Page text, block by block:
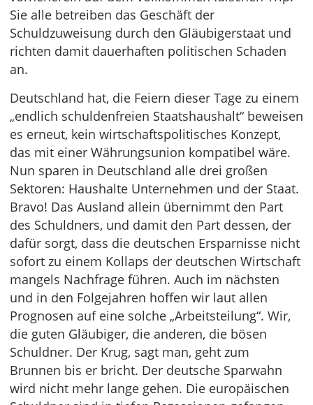
Sie alle betreiben das Geschäft der
Schuldzuweisung durch den Gläubigerstaat und
richten damit dauerhaften politischen Schaden
an.
Deutschland hat, die Feiern dieser Tage zu einem
„endlich schuldenfreien Staatshaushalt“ beweisen
es erneut, kein wirtschaftspolitisches Konzept,
das mit einer Währungsunion kompatibel wäre.
Nun sparen in Deutschland alle drei großen
Sektoren: Haushalte Unternehmen und der Staat.
Bravo! Das Ausland allein übernimmt den Part
des Schuldners, und damit den Part dessen, der
dafür sorgt, dass die deutschen Ersparnisse nicht
sofort zu einem Kollaps der deutschen Wirtschaft
mangels Nachfrage führen. Auch im nächsten
und in den Folgejahren hoffen wir laut allen
Prognosen auf eine solche „Arbeitsteilung“. Wir,
die guten Gläubiger, die anderen, die bösen
Schuldner. Der Krug, sagt man, geht zum
Brunnen bis er bricht. Der deutsche Sparwahn
wird nicht mehr lange gehen. Die europäischen